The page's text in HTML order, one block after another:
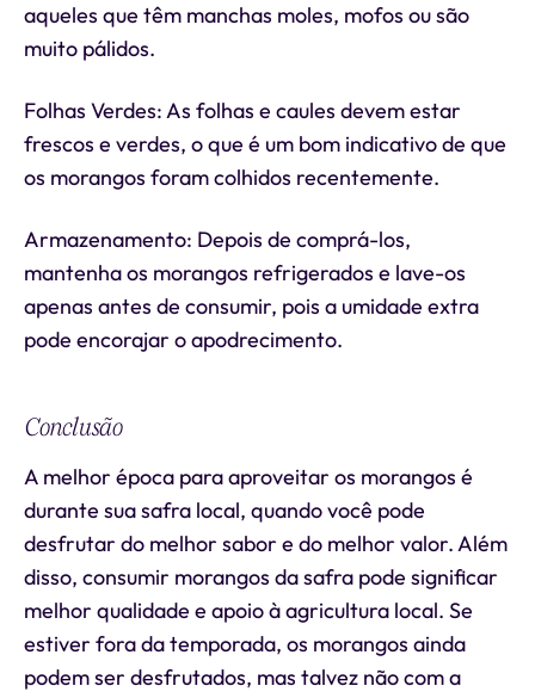
aqueles que têm manchas moles, mofos ou são
muito pálidos.
Folhas Verdes: As folhas e caules devem estar
frescos e verdes, o que é um bom indicativo de que
os morangos foram colhidos recentemente.
Armazenamento: Depois de comprá-los,
mantenha os morangos refrigerados e lave-os
apenas antes de consumir, pois a umidade extra
pode encorajar o apodrecimento.
Conclusão
A melhor época para aproveitar os morangos é
durante sua safra local, quando você pode
desfrutar do melhor sabor e do melhor valor. Além
disso, consumir morangos da safra pode significar
melhor qualidade e apoio à agricultura local. Se
estiver fora da temporada, os morangos ainda
podem ser desfrutados, mas talvez não com a